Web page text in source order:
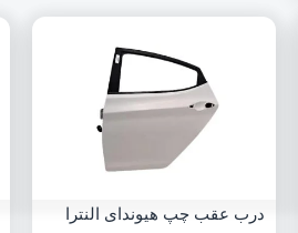
درب عقب چپ هیوندای النترا